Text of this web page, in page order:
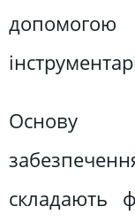
Основу
складають